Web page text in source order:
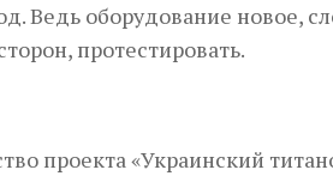
Ведь оборудование новое,
протестировать.
проекта «Украинский